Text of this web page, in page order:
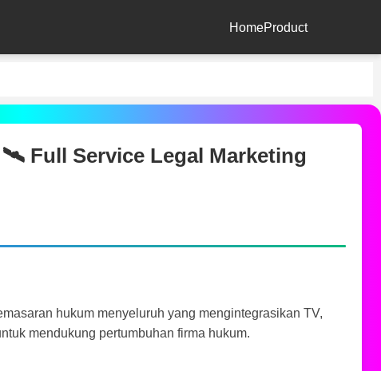
HomeProduct
🛰️‍ Full Service Legal Marketing
hukum menyeluruh yang mengintegrasikan TV,
mendukung pertumbuhan firma hukum.